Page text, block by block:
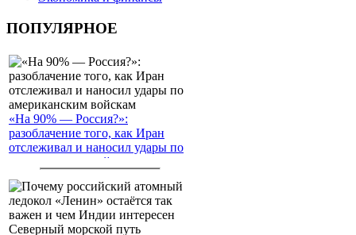
ПОПУЛЯРНОЕ
«На 90% — Россия?»:
разоблачение того, как Иран
отслеживал и наносил удары по
американским войскам